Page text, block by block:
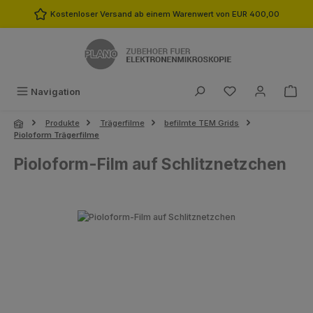
Zum Hauptinhalt springen
Kostenloser Versand ab einem Warenwert von EUR 400,00
Navigation Du hast 0
Produkte Trägerfilme
befilmte TEM Grids
Pioloform Trägerfilme
Pioloform-Film auf Schlitznetzchen
Bildergalerie überspringen